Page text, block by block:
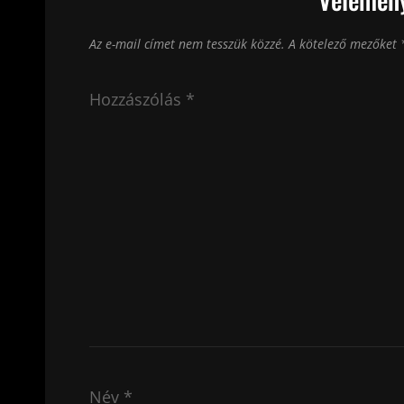
Az e-mail címet nem tesszük közzé. A kötelező mezőket
Hozzászólás *
Név *